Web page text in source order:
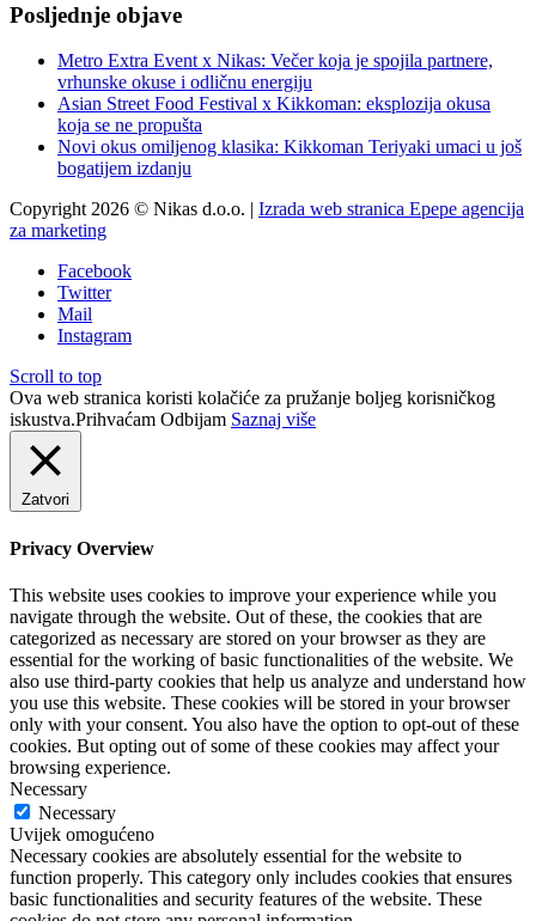
Posljednje objave
Metro Extra Event x Nikas: Večer koja je spojila partnere,
vrhunske okuse i odličnu energiju
Asian Street Food Festival x Kikkoman: eksplozija okusa
koja se ne propušta
Novi okus omiljenog klasika: Kikkoman Teriyaki umaci u još
bogatijem izdanju
Copyright 2026 © Nikas d.o.o. | Izrada web stranica Epepe agencija
za marketing
Facebook
Twitter
Mail
Instagram
Scroll to top
Ova web stranica koristi kolačiće za pružanje boljeg korisničkog
iskustva.Prihvaćam Odbijam Saznaj više
Zatvori
Privacy Overview
This website uses cookies to improve your experience while you
navigate through the website. Out of these, the cookies that are
categorized as necessary are stored on your browser as they are
essential for the working of basic functionalities of the website. We
also use third-party cookies that help us analyze and understand how
you use this website. These cookies will be stored in your browser
only with your consent. You also have the option to opt-out of these
cookies. But opting out of some of these cookies may affect your
browsing experience.
Necessary
Necessary
Uvijek omogućeno
Necessary cookies are absolutely essential for the website to
function properly. This category only includes cookies that ensures
basic functionalities and security features of the website. These